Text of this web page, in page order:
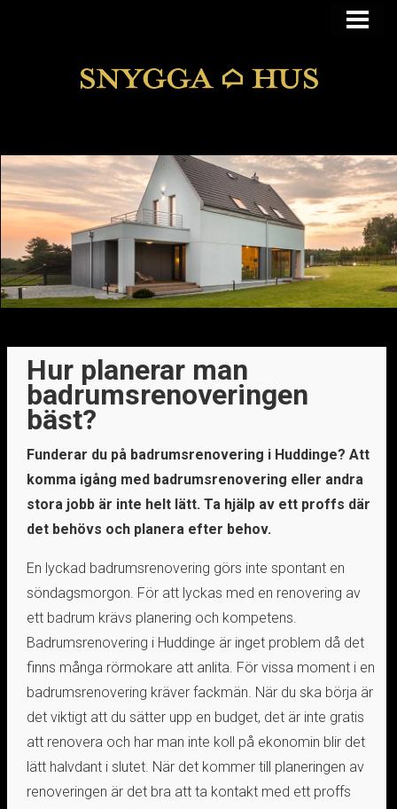
BLOGG
Hur planerar man
badrumsrenoveringen
bäst?
Funderar du på badrumsrenovering i Huddinge? Att
komma igång med badrumsrenovering eller andra
stora jobb är inte helt lätt. Ta hjälp av ett proffs där
det behövs och planera efter behov.
En lyckad badrumsrenovering görs inte spontant en
söndagsmorgon. För att lyckas med en renovering av
ett badrum krävs planering och kompetens.
Badrumsrenovering i Huddinge är inget problem då det
finns många rörmokare att anlita. För vissa moment i en
badrumsrenovering kräver fackmän. När du ska börja är
det viktigt att du sätter upp en budget, det är inte gratis
att renovera och har man inte koll på ekonomin blir det
lätt halvdant i slutet. När det kommer till planeringen av
renoveringen är det bra att ta kontakt med ett proffs